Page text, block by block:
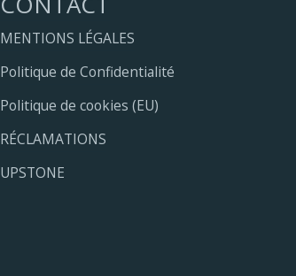
MENTIONS LÉGALES
Politique de Confidentialité
Politique de cookies (EU)
RÉCLAMATIONS
UPSTONE